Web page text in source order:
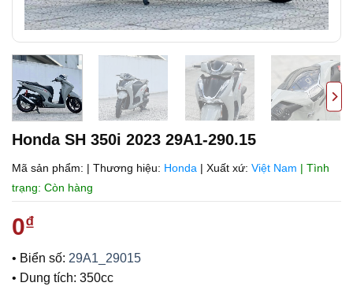
Honda SH 350i 2023 29A1-290.15
Mã sản phẩm: | Thương hiệu: Honda | Xuất xứ: Việt Nam | Tình
trạng: Còn hàng
0₫
• Biển số: 29A1_29015
• Dung tích: 350cc